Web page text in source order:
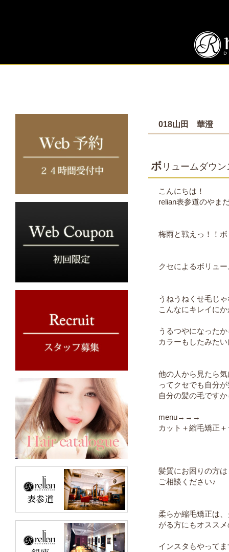
018山田 華澄
ボ リュームダウ
こんにちは！
relian表参道のやま
梅雨と戦えっ！！
クセによるボリュ
うねうねくせ毛じ
こんなにキレイに
うるつやになったか
カラーもしたみた
他の人から見たら
ってクセでも自分
自分の髪の毛です
menu→→→
カット＋縮毛矯正
髪質にお困りの方は
ご相談ください♪
柔らか縮毛矯正は
がる方にもオスス
インスタもやって